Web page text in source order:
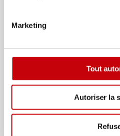
Marketing
Tout
Autoriser la